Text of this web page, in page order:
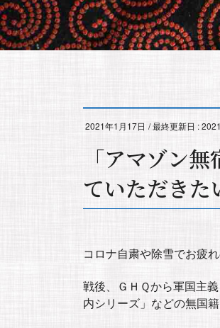
2021年1月17日 / 最終更新日 :
「アマゾン
ていただきた
コロナ自粛や除雪でお疲
戦後、ＧＨＱから軍国主
内シリーズ」などの無国籍